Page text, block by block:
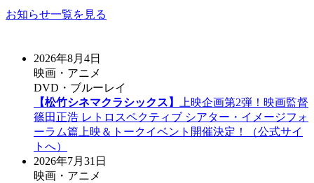
お知らせ一覧を見る
2026年8月4日
映画・アニメ
DVD・ブルーレイ
【松竹シネマクラシックス】
上映企画第2弾！映画監督
篠田正浩 レトロスペクティブ シアター・イメージフォ
ーラム篇上映＆トークイベント開催決定！（公式サイ
トへ）
2026年7月31日
映画・アニメ